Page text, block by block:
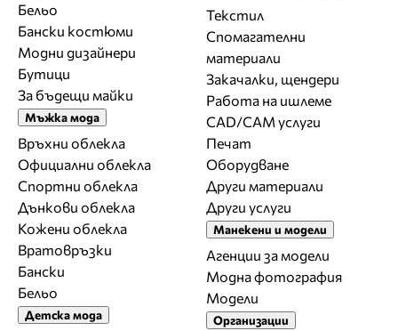
Бельо
Бански костюми
Модни дизайнери
Бутици
За бъдещи майки
Мъжка мода
Връхни облекла
Официални облекла
Спортни облекла
Дънкови облекла
Кожени облекла
Вратовръзки
Бански
Бельо
Детска мода
Текстил
Спомагателни
материали
Закачалки, щендери
Работа на ишлеме
CAD/CAM услуги
Печат
Оборудване
Други материали
Други услуги
Манекени и модели
Агенции за модели
Модна фотография
Модели
Организации